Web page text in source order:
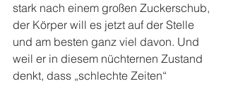
stark nach einem großen Zuckerschub,
der Körper will es jetzt auf der Stelle
und am besten ganz viel davon. Und
weil er in diesem nüchternen Zustand
denkt, dass „schlechte Zeiten“